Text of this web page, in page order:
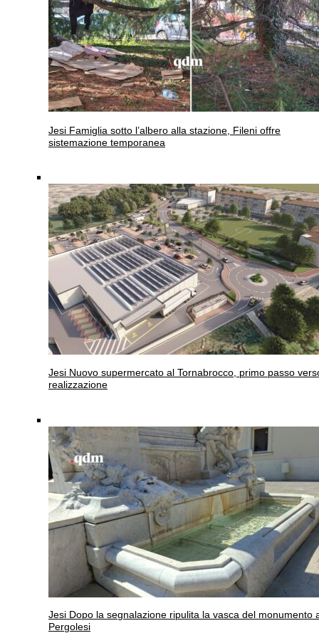
Jesi Famiglia sotto l’albero alla stazione, Fileni offre
sistemazione temporanea
Jesi Nuovo supermercato al Tornabrocco, primo passo
realizzazione
Jesi Dopo la segnalazione ripulita la vasca del monumento
Pergolesi